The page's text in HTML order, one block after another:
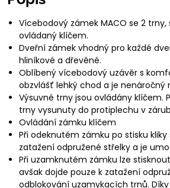
Vícebodový zámek MACO se 2
ovládaný klíčem.
Dveřní zámek vhodný pro každé
hliníkové a dřevěné.
Oblíbený vícebodový uzávěr s
obzvlášť lehký chod a je nenáročný
Výsuvné trny jsou ovládány klíčem.
trny vysunuty do protiplechu v
Ovládání zámku klíčem
Při odeknutém zámku po stisku
zatažení odpružené střelky a je
Při uzamknutém zámku lze
avšak dojde pouze k zatažení
odblokování uzamykacích trnů.